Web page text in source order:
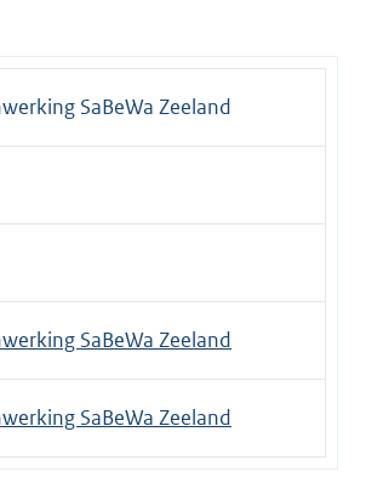
SaBeWa Zeeland
SaBeWa Zeeland
SaBeWa Zeeland